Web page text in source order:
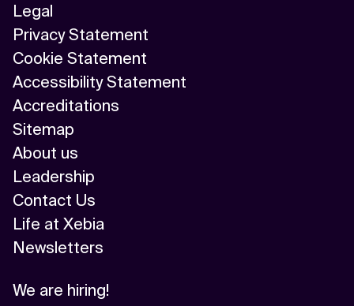
Legal
Privacy Statement
Cookie Statement
Accessibility Statement
Accreditations
Sitemap
About us
Leadership
Contact Us
Life at Xebia
Newsletters
We are hiring!